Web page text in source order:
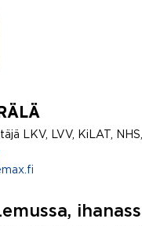
LKV, LVV, KiLAT,